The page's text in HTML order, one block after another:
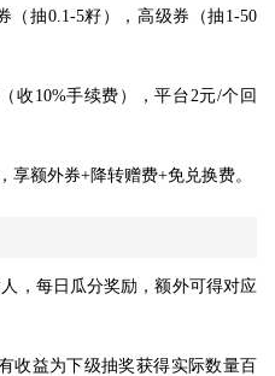
（抽0.1-5籽），高级券（抽1-50
收10%手续费），平台2元/个回
享额外券+降转赠费+免兑换费。
，每日瓜分奖励，额外可得对应
收益为下级抽奖获得实际数量百